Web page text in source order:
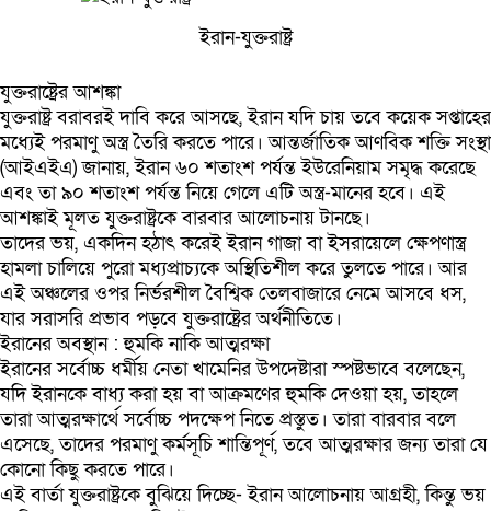
ইরান-যুক্তরাষ্ট্র
যুক্তরাষ্ট্রের আশঙ্কা
যুক্তরাষ্ট্র বরাবরই দাবি করে আসছে, ইরান যদি চায় তবে কয়েক সপ্তাহের
মধ্যেই পরমাণু অস্ত্র তৈরি করতে পারে। আন্তর্জাতিক আণবিক শক্তি সংস্থা
(আইএইএ) জানায়, ইরান ৬০ শতাংশ পর্যন্ত ইউরেনিয়াম সমৃদ্ধ করেছে
এবং তা ৯০ শতাংশ পর্যন্ত নিয়ে গেলে এটি অস্ত্র-মানের হবে। এই
আশঙ্কাই মূলত যুক্তরাষ্ট্রকে বারবার আলোচনায় টানছে।
তাদের ভয়, একদিন হঠাৎ করেই ইরান গাজা বা ইসরায়েলে ক্ষেপণাস্ত্র
হামলা চালিয়ে পুরো মধ্যপ্রাচ্যকে অস্থিতিশীল করে তুলতে পারে। আর
এই অঞ্চলের ওপর নির্ভরশীল বৈশ্বিক তেলবাজারে নেমে আসবে ধস,
যার সরাসরি প্রভাব পড়বে যুক্তরাষ্ট্রের অর্থনীতিতে।
ইরানের অবস্থান : হুমকি নাকি আত্মরক্ষা
ইরানের সর্বোচ্চ ধর্মীয় নেতা খামেনির উপদেষ্টারা স্পষ্টভাবে বলেছেন,
যদি ইরানকে বাধ্য করা হয় বা আক্রমণের হুমকি দেওয়া হয়, তাহলে
তারা আত্মরক্ষার্থে সর্বোচ্চ পদক্ষেপ নিতে প্রস্তুত। তারা বারবার বলে
এসেছে, তাদের পরমাণু কর্মসূচি শান্তিপূর্ণ, তবে আত্মরক্ষার জন্য তারা যে
কোনো কিছু করতে পারে।
এই বার্তা যুক্তরাষ্ট্রকে বুঝিয়ে দিচ্ছে- ইরান আলোচনায় আগ্রহী, কিন্তু ভয়